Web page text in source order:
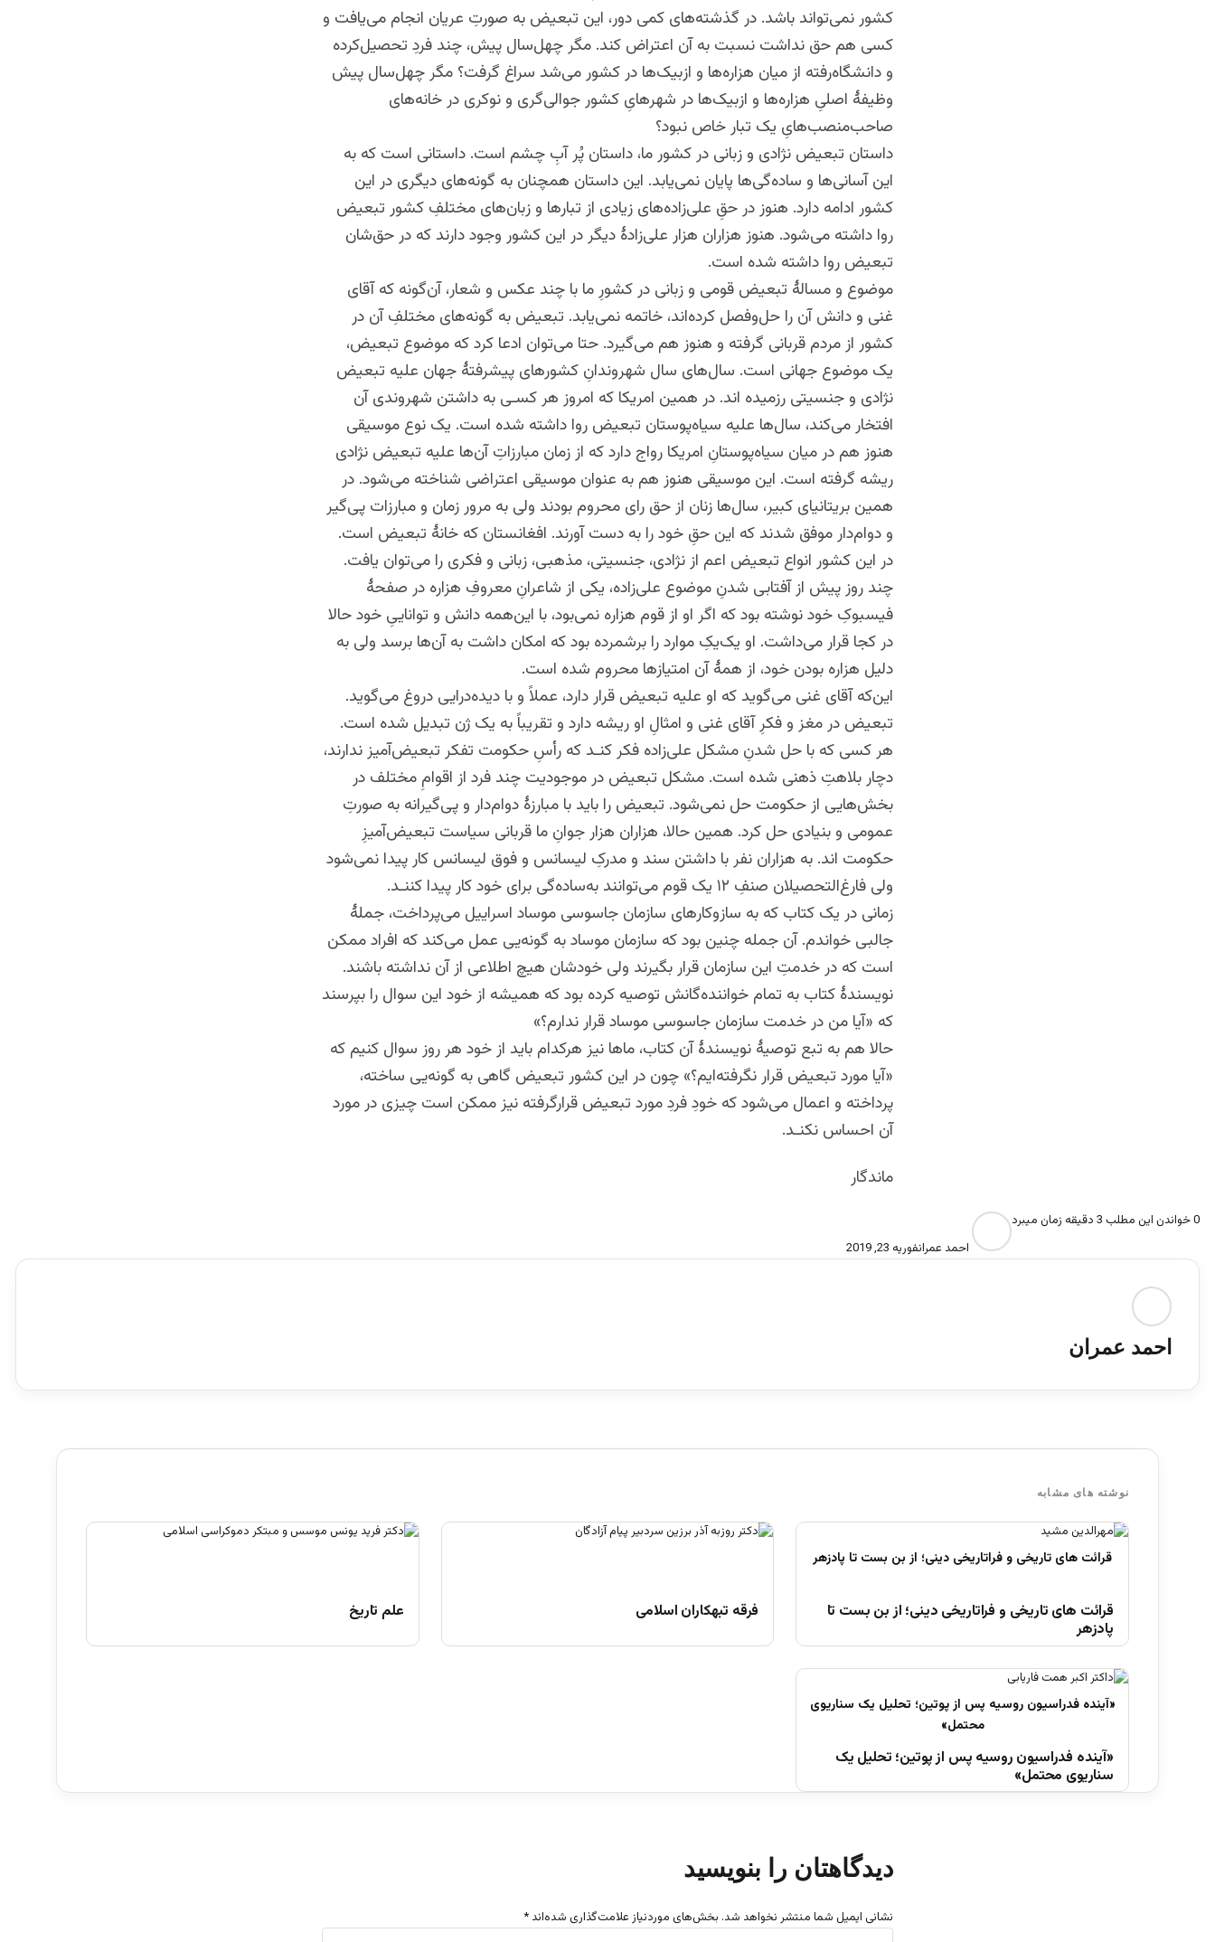
کشور نمی‌تواند باشد. در گذشته‌های کمی دور، این تبعیض به صورتِ عریان انجام می‌یافت و
کسی هم حق نداشت نسبت به آن اعتراض کند. مگر چهل‌سال پیش، چند فردِ تحصیل‌کرده
و دانشگاه‌رفته از میان هزاره‌ها و ازبیک‌ها در کشور می‌شد سراغ گرفت؟ مگر چهل‌سال پیش
وظیفۀ اصلیِ هزاره‌ها و ازبیک‌ها در شهرهایِ کشور جوالی‌گری و نوکری در خانه‌های
صاحب‌منصب‌هایِ یک تبار خاص نبود؟
داستان تبعیض نژادی و زبانی در کشور ما، داستان پُر آبِ چشم است. داستانی است که به
این آسانی‌ها و ساده‌گی‌ها پایان نمی‌یابد. این داستان همچنان به گونه‌های دیگری در این
کشور ادامه دارد. هنوز در حقِ علی‌زاده‌های زیادی از تبارها و زبان‌های مختلفِ کشور تبعیض
روا داشته می‌شود. هنوز هزاران هزار علی‌زادۀ دیگر در این کشور وجود دارند که در حق‌شان
تبعیض روا داشته شده است.
موضوع و مسالۀ تبعیض قومی و زبانی در کشورِ ما با چند عکس و شعار، آن‌گونه که آقای
غنی و دانش آن را حل‌وفصل کرده‌اند، خاتمه نمی‌یابد. تبعیض به گونه‌های مختلفِ آن در
کشور از مردم قربانی گرفته و هنوز هم می‌گیرد. حتا می‌توان ادعا کرد که موضوع تبعیض،
یک موضوع جهانی است. سال‌های سال شهروندانِ کشورهای پیشرفتۀ جهان علیه تبعیض
نژادی و جنسیتی رزمیده اند. در همین امریکا که امروز هر کسـی به داشتن شهروندی آن
افتخار می‌کند، سال‌ها علیه سیاه‌پوستان تبعیض روا داشته شده است. یک نوع موسیقی
هنوز هم در میان سیاه‌پوستانِ امریکا رواج دارد که از زمان مبارزاتِ آن‌ها علیه تبعیض نژادی
ریشه گرفته است. این موسیقی هنوز هم به عنوان موسیقی اعتراضی شناخته می‌شود. در
همین بریتانیای کبیر، سال‌ها زنان از حق رای محروم بودند ولی به مرور زمان و مبارزات پی‌گیر
و دوام‌دار موفق شدند که این حقِ خود را به دست آورند. افغانستان که خانۀ تبعیض است.
در این کشور انواع تبعیض اعم از نژادی، جنسیتی، مذهبی، زبانی و فکری را می‌توان یافت.
چند روز پیش از آفتابی شدنِ موضوع علی‌زاده، یکی از شاعرانِ معروفِ هزاره در صفحۀ
فیسبوکِ خود نوشته بود که اگر او از قوم هزاره نمی‌بود، با این‌همه دانش و تواناییِ خود حالا
در کجا قرار می‌داشت. او یک‌یکِ موارد را برشمرده بود که امکان داشت به آن‌ها برسد ولی به
دلیل هزاره بودن خود، از همۀ آن امتیازها محروم شده است.
این‌که آقای غنی می‌گوید که او علیه تبعیض قرار دارد، عملاً و با دیده‌درایی دروغ می‌گوید.
تبعیض در مغز و فکرِ آقای غنی و امثالِ او ریشه دارد و تقریباً به یک ژن تبدیل شده است.
هر کسی که با حل شدنِ مشکل علی‌زاده فکر کنـد که رأسِ حکومت تفکر تبعیض‌آمیز ندارند،
دچار بلاهتِ ذهنی شده است. مشکل تبعیض در موجودیت چند فرد از اقوامِ مختلف در
بخش‌هایی از حکومت حل نمی‌شود. تبعیض را باید با مبارزۀ دوام‌دار و پی‌گیرانه به صورتِ
عمومی و بنیادی حل کرد. همین حالا، هزاران هزار جوانِ ما قربانی سیاست تبعیض‌آمیزِ
حکومت اند. به هزاران نفر با داشتن سند و مدرکِ لیسانس و فوق لیسانس کار پیدا نمی‌شود
ولی فارغ‌التحصیلان صنفِ ۱۲ یک قوم می‌توانند به‌ساده‌گی برای‌ خود کار پیدا کننـد.
زمانی در یک کتاب که به سازوکارهای سازمان جاسوسی موساد اسراییل می‌پرداخت، جملۀ
جالبی خواندم. آن جمله چنین بود که سازمان موساد به گونه‌یی عمل می‌کند که افراد ممکن
است که در خدمتِ این سازمان قرار بگیرند ولی خودشان هیچ اطلاعی از آن نداشته باشند.
نویسندۀ کتاب به تمام خواننده‌گانش توصیه کرده بود که همیشه از خود این سوال را بپرسند
که «آیا من در خدمت سازمان جاسوسی موساد قرار ندارم؟»
حالا هم به تبع توصیۀ نویسندۀ آن کتاب، ماها نیز هرکدام باید از خود هر روز سوال کنیم که
«آیا مورد تبعیض قرار نگرفته‌ایم؟» چون در این کشور تبعیض گاهی به گونه‌یی ساخته،
پرداخته و اعمال می‌شود که خودِ فردِ مورد تبعیض قرارگرفته نیز ممکن است چیزی در مورد
آن احساس نکنـد.
ماندگار
احمد عمرانفوریه 23, 2019
0خواندن این مطلب 3 دقیقه زمان میبرد
احمد عمران
نوشته های مشابه
قرائت های تاریخی و فراتاریخی دینی؛ از بن بست تا
پادزهر
فرقه تبهکاران اسلامی علم تاریخ
«آینده فدراسیون روسیه پس از پوتین؛ تحلیل یک
سناریوی محتمل»
دیدگاهتان را بنویسید
نشانی ایمیل شما منتشر نخواهد شد. بخش‌های موردنیاز علامت‌گذاری شده‌اند *